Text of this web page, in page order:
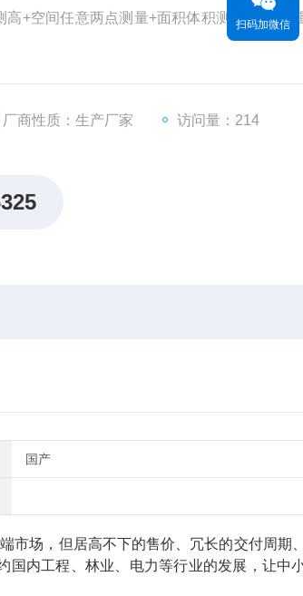
+空间任意两点测量+面积体积测量+速度测
厂商性质：生产厂家 访问量：214
国产
市场，但居高不下的售价、冗长的交付周期
国内工程、林业、电力等行业的发展，让中
扫码加微信